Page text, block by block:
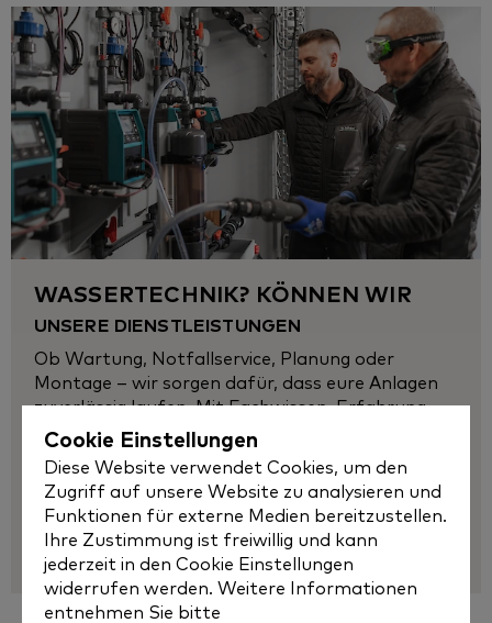
WASSERTECHNIK? KÖNNEN WIR
UNSERE DIENSTLEISTUNGEN
Ob Wartung, Notfallservice, Planung oder
Montage – wir sorgen dafür, dass eure Anlagen
zuverlässig laufen. Mit Fachwissen, Erfahrung
und einem eingespielten Team kümmern wir uns
um reibungslose Abläufe, maximale Sicherheit
und optimale Effizienz. Schnell, persönlich und
lösungsorientiert – wir packen das an.
ZU UNSEREN LEISTUNGEN
Cookie Einstellungen
Diese Website verwendet Cookies, um den
Zugriff auf unsere Website zu analysieren und
Funktionen für externe Medien bereitzustellen.
Ihre Zustimmung ist freiwillig und kann
jederzeit in den Cookie Einstellungen
widerrufen werden. Weitere Informationen
entnehmen Sie bitte